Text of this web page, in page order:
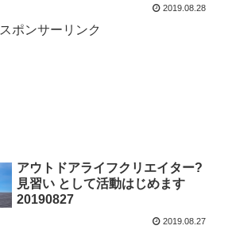
2019.08.28
スポンサーリンク
アウトドアライフクリエイター?
見習い として活動はじめます
20190827
2019.08.27